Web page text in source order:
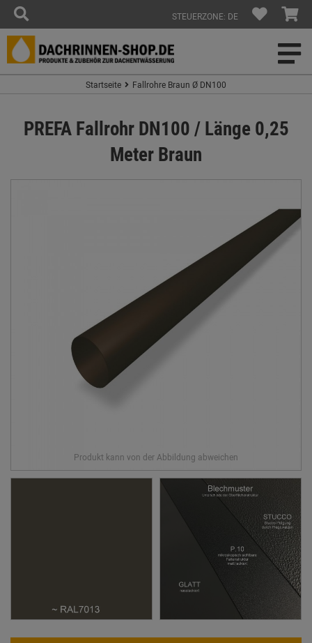
STEUERZONE: DE
Startseite Fallrohre Braun Ø DN100
PREFA Fallrohr DN100 / Länge 0,25
Meter Braun